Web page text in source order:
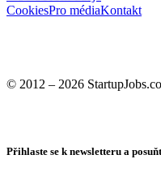
CookiesPro médiaKontakt
© 2012 – 2026
Přihlaste se k newsletteru a